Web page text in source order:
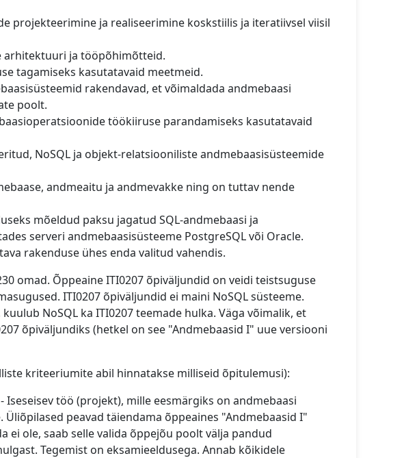
projekteerimine ja realiseerimine koskstiilis ja iteratiivsel viisil
arhitektuuri ja tööpõhimõtteid.
tagamiseks kasutatavaid meetmeid.
rakendavad, et võimaldada andmebaasi
poolt.
töökiiruse parandamiseks kasutatavaid
NoSQL ja objekt-relatsiooniliste andmebaasisüsteemide
andmeaitu ja andmevakke ning on tuttav nende
mõeldud paksu jagatud SQL-andmebaasi ja
serveri andmebaasisüsteeme PostgreSQL või Oracle.
rakenduse ühes enda valitud vahendis.
omad. Õppeaine ITI0207 õpiväljundid on veidi teistsuguse
ITI0207 õpiväljundid ei maini NoSQL süsteeme.
NoSQL ka ITI0207 teemade hulka. Väga võimalik, et
õpiväljundiks (hetkel on see "Andmebaasid I" uue versiooni
kriteeriumite abil hinnatakse milliseid õpitulemusi):
töö (projekt), mille eesmärgiks on andmebaasi
peavad täiendama õppeaines "Andmebaasid I"
ei ole, saab selle valida õppejõu poolt välja pandud
Tegemist on eksamieeldusega. Annab kõikidele